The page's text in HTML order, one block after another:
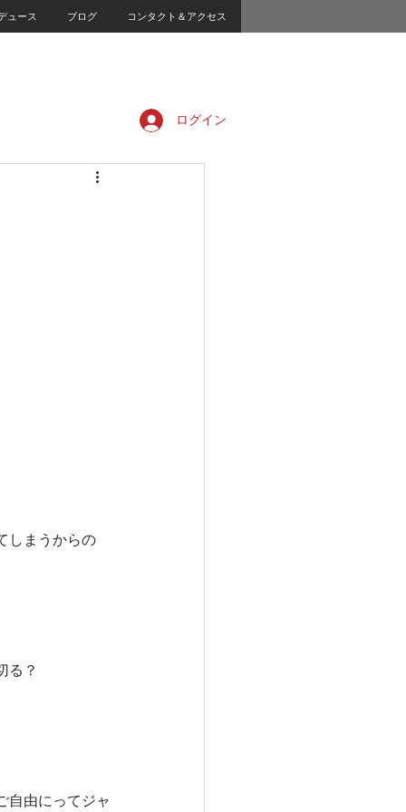
ュース ブログ コンタクト＆アクセス
ログイン
しまうからの
る？
自由にってジャ